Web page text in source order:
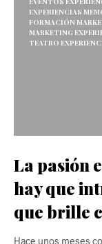
EXPERIENCIAS
FORMACIÓN
MARKETING
TEATRO
La pasión
hay que
que brille
Hace unos meses